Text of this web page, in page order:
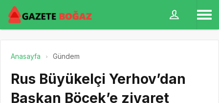
Anasayfa Gündem
Rus Büyükelçi Yerhov’dan
Başkan Böcek’e ziyaret